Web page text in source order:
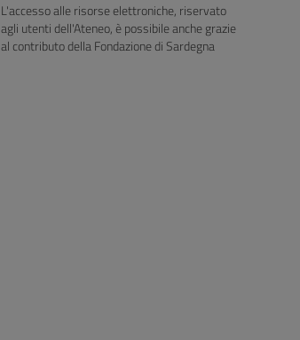
L'accesso alle risorse elettroniche, riservato
agli utenti dell'Ateneo, è possibile anche grazie
al contributo della Fondazione di Sardegna